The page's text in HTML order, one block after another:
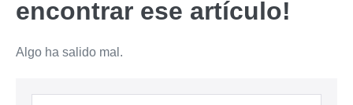
encontrar ese artículo!
Algo ha salido mal.